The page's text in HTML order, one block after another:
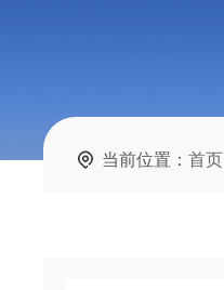
当前位置：首页